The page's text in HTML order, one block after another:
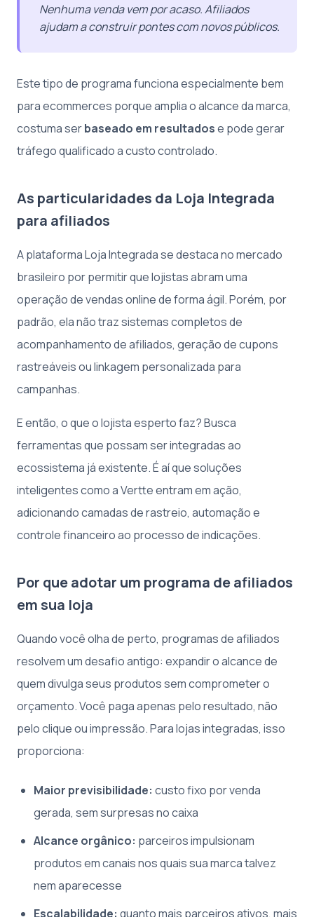
Nenhuma venda vem por acaso. Afiliados
ajudam a construir pontes com novos públicos.
Este tipo de programa funciona especialmente bem
para ecommerces porque amplia o alcance da marca,
costuma serbaseado em resultadose pode gerar
tráfego qualificado a custo controlado.
As particularidades da Loja Integrada
para afiliados
A plataforma Loja Integrada se destaca no mercado
brasileiro por permitir que lojistas abram uma
operação de vendas online de forma ágil. Porém, por
padrão, ela não traz sistemas completos de
acompanhamento de afiliados, geração de cupons
rastreáveis ou linkagem personalizada para
campanhas.
E então, o que o lojista esperto faz? Busca
ferramentas que possam ser integradas ao
ecossistema já existente. É aí que soluções
inteligentes como a Vertte entram em ação,
adicionando camadas de rastreio, automação e
controle financeiro ao processo de indicações.
Por que adotar um programa de afiliados
em sua loja
Quando você olha de perto, programas de afiliados
resolvem um desafio antigo: expandir o alcance de
quem divulga seus produtos sem comprometer o
orçamento. Você paga apenas pelo resultado, não
pelo clique ou impressão. Para lojas integradas, isso
proporciona:
Maior previsibilidade: custo fixo por venda
gerada, sem surpresas no caixa
Alcance orgânico: parceiros impulsionam
produtos em canais nos quais sua marca talvez
nem aparecesse
Escalabilidade: quanto mais parceiros ativos, mais